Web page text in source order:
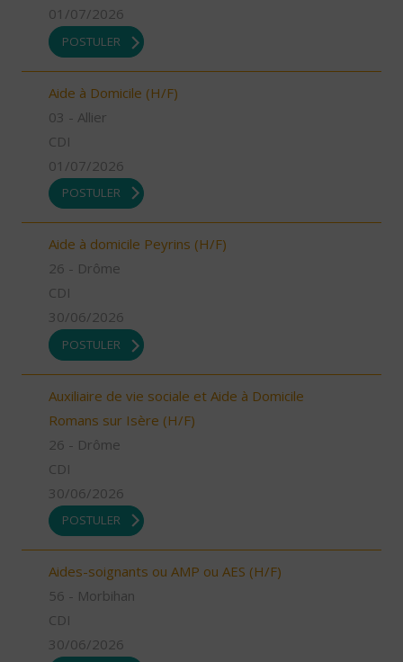
01/07/2026
POSTULER
Aide à Domicile (H/F)
03 - Allier
CDI
01/07/2026
POSTULER
Aide à domicile Peyrins (H/F)
26 - Drôme
CDI
30/06/2026
POSTULER
Auxiliaire de vie sociale et Aide à Domicile
Romans sur Isère (H/F)
26 - Drôme
CDI
30/06/2026
POSTULER
Aides-soignants ou AMP ou AES (H/F)
56 - Morbihan
CDI
30/06/2026